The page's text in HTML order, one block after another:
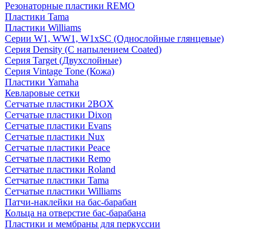
Резонаторные пластики REMO
Пластики Tama
Пластики Williams
Серии W1, WW1, W1xSC (Однослойные глянцевые)
Серия Density (C напылением Coated)
Серия Target (Двухслойные)
Серия Vintage Tone (Кожа)
Пластики Yamaha
Кевларовые сетки
Сетчатые пластики 2BOX
Сетчатые пластики Dixon
Сетчатые пластики Evans
Сетчатые пластики Nux
Сетчатые пластики Peace
Сетчатые пластики Remo
Сетчатые пластики Roland
Сетчатые пластики Tama
Сетчатые пластики Williams
Патчи-наклейки на бас-барабан
Кольца на отверстие бас-барабана
Пластики и мембраны для перкуссии